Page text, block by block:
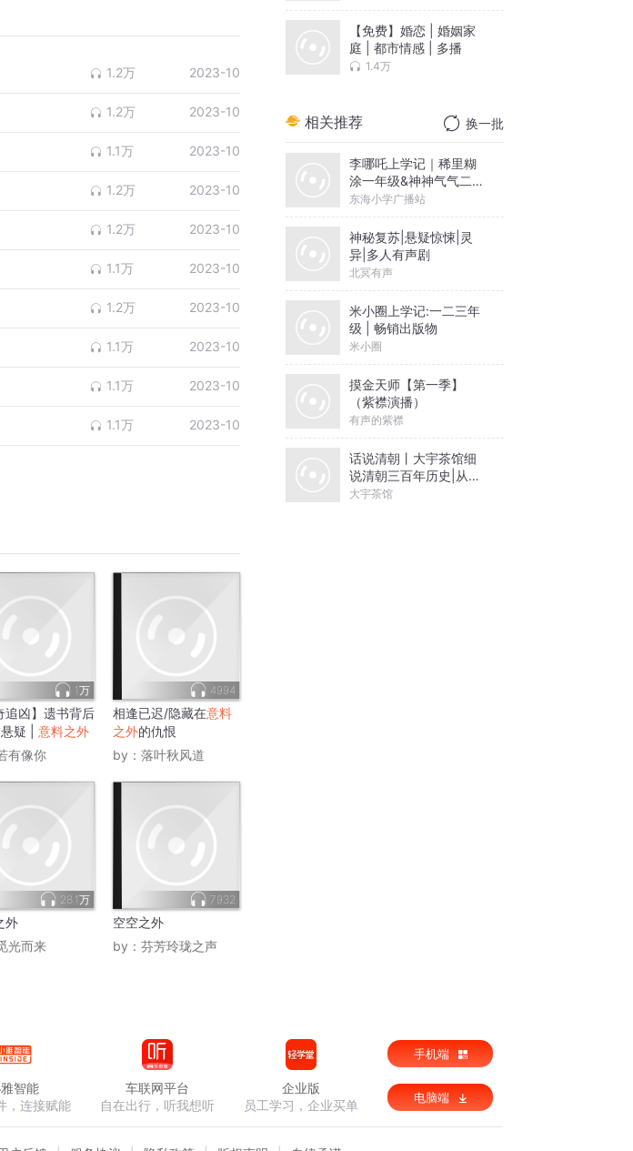
1.2万 2023-10
1.2万 2023-10
1.1万 2023-10
1.2万 2023-10
1.2万 2023-10
1.1万 2023-10
1.2万 2023-10
1.1万 2023-10
1.1万 2023-10
1.1万 2023-10
1万
追凶】遗书背后
疑 | 意料之外
有像你
4994
相逢已迟/隐藏在意料
之外的仇恨
by： 落叶秋风道
28.1万
外
光而来
7932
空空之外
by： 芬芳玲珑之声
【免费】婚恋 | 婚姻家
庭 | 都市情感 | 多播
1.4万
相关推荐 换一批
李哪吒上学记｜稀里糊
涂一年级&神神气气二年
级
东海小学广播站
神秘复苏|悬疑惊悚|灵
异|多人有声剧
北冥有声
米小圈上学记:一二三年
级 | 畅销出版物
米小圈
摸金天师【第一季】
（紫襟演播）
有声的紫襟
话说清朝丨大宇茶馆细
说清朝三百年历史|从努
尔哈赤到末代皇帝溥仪|
大宇茶馆
智能
，连接赋能
车联网平台
自在出行，听我想听
企业版
员工学习，企业买单
手机端
电脑端